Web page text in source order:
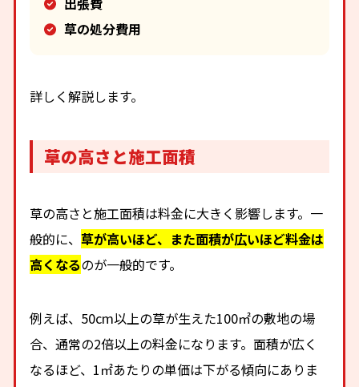
草の処分費用
詳しく解説します。
草の高さと施工面積
草の高さと施工面積は料金に大きく影響します。一
般的に、草が高いほど、また面積が広いほど料金は
高くなるのが一般的です。
例えば、50cm以上の草が生えた100㎡の敷地の場
合、通常の2倍以上の料金になります。面積が広く
なるほど、1㎡あたりの単価は下がる傾向にありま